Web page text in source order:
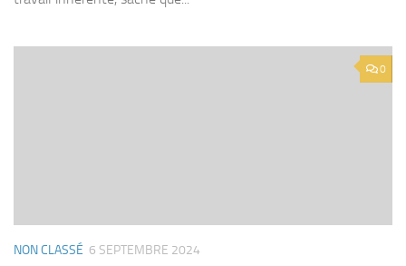
0
NON CLASSÉ 6 SEPTEMBRE 2024